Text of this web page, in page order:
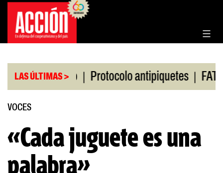
Saltar
contenido
LAS ÚLTIMAS >
Rosario | Protocolo antipiquetes | FATE debe
VOCES
«Cada juguete es una
palabra»